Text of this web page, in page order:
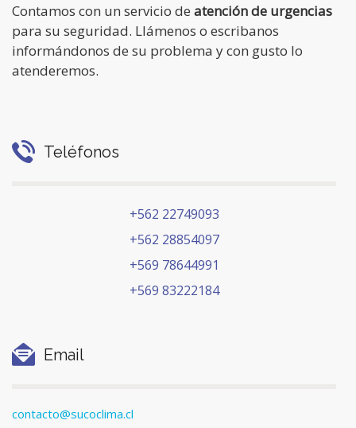
Contamos con un servicio de atención de urgencias
para su seguridad. Llámenos o escribanos
informándonos de su problema y con gusto lo
atenderemos.
Teléfonos
+562 22749093
+562 28854097
+569 78644991
+569 83222184
Email
contacto@sucoclima.cl